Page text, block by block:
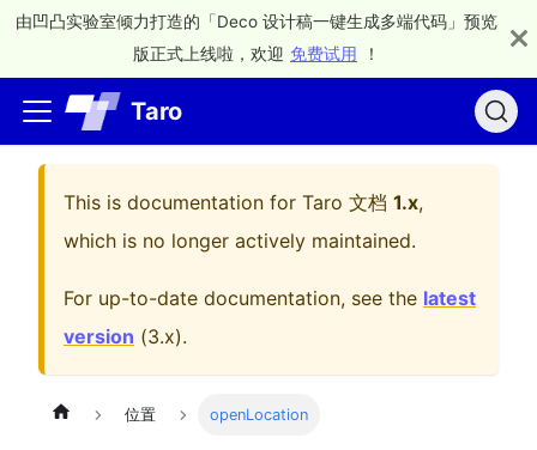
由凹凸实验室倾力打造的「Deco 设计稿一键生成多端代码」预览
版正式上线啦，欢迎 免费试用 ！
Taro
This is documentation for Taro 文档 1.x,
which is no longer actively maintained.
For up-to-date documentation, see the latest
version (3.x).
位置 openLocation